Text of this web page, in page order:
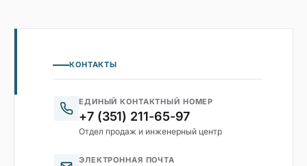
КОНТАКТЫ
ЕДИНЫЙ КОНТАКТНЫЙ НОМЕР
+7 (351) 211-65-97
Отдел продаж и инженерный центр
ЭЛЕКТРОННАЯ ПОЧТА